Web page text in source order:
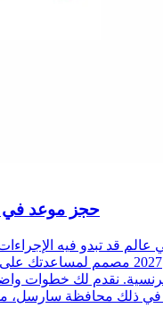
حجز موعد في
عالم قد تبدو فيه الإجراءات
2027 مصمم لمساعدتك
نقدم لك خطوات
في ذلك محافظة سارسل،